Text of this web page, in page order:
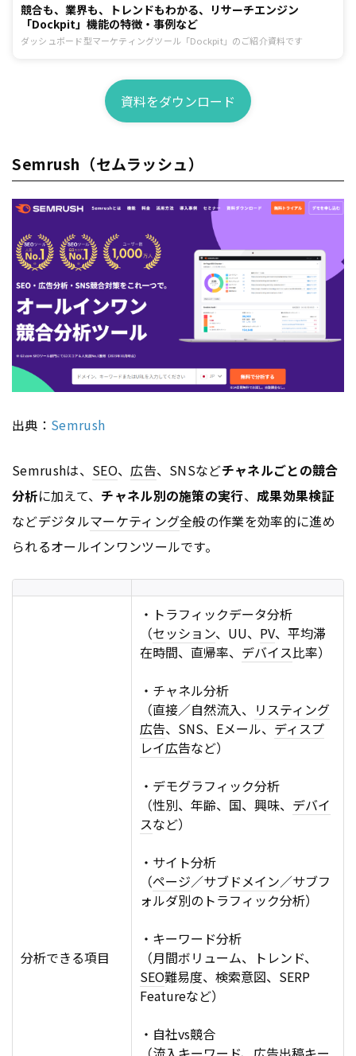
競合も、業界も、トレンドもわかる、リサーチエンジン
「Dockpit」機能の特徴・事例など
ダッシュボード型マーケティングツール「Dockpit」のご紹介資料です
資料をダウンロード
Semrush（セムラッシュ）
出典： Semrush
Semrushは、 SEO、広告、SNSなどチャネルごとの競合
分析に加えて、 チャネル別の施策の実行、成果効果検証
などデジタルマーケティング全般の作業を効率的に進め
られるオールインワンツールです。
分析できる項目
・トラフィックデータ分析
（セッション、UU、 PV、平均滞
在時間、直帰率、 デバイス比率）
・チャネル分析
（直接／自然流入、 リスティング
広告、SNS、Eメール、 ディスプ
レイ広告など）
・デモグラフィック分析
（性別、年齢、国、興味、 デバイ
スなど）
・サイト分析
（ページ／サブドメイン／サブフ
ォルダ別のトラフィック分析）
・キーワード分析
（月間ボリューム、トレンド、
SEO難易度、検索意図、SERP
Featureなど）
・自社vs競合